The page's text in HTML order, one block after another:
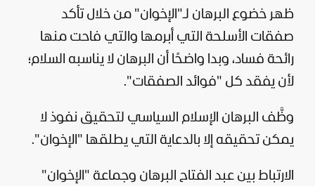
ظهر خضوع البرهان لـ"الإخوان" من خلال تأكد
صفقات الأسلحة التي أبرمها والتي فاحت منها
رائحة فساد، وبدا واضحًا أن البرهان لا يناسبه السلام؛
لأن يفقد كل "فوائد الصفقات".
وظَّف البرهان الإسلام السياسي لتحقيق نفوذ لا
يمكن تحقيقه إلا بالدعاية التي يطلقها "الإخوان".
الارتباط بين عبد الفتاح البرهان وجماعة "الإخوان"